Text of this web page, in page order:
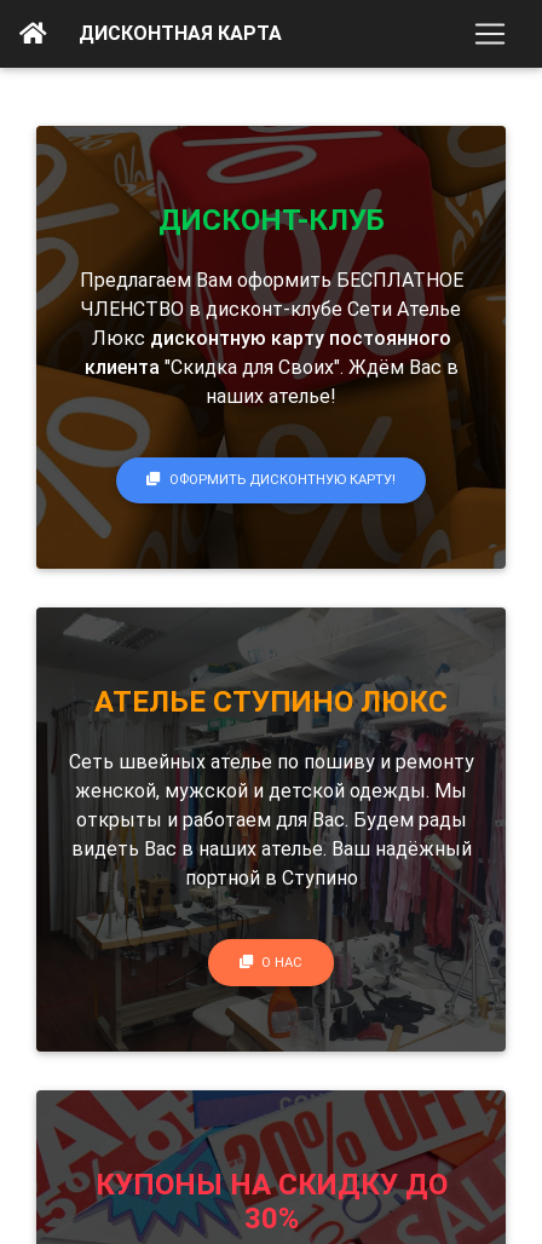
ДИСКОНТНАЯ КАРТА
ДИСКОНТ-КЛУБ
Предлагаем Вам оформить БЕСПЛАТНОЕ
ЧЛЕНСТВО в дисконт-клубе Сети Ателье
Люкс дисконтную карту постоянного
клиента "Скидка для Своих". Ждём Вас в
наших ателье!
ОФОРМИТЬ ДИСКОНТНУЮ КАРТУ!
АТЕЛЬЕ СТУПИНО ЛЮКС
Сеть швейных ателье по пошиву и ремонту
женской, мужской и детской одежды. Мы
открыты и работаем для Вас. Будем рады
видеть Вас в наших ателье. Ваш надёжный
портной в Ступино
О НАС
КУПОНЫ НА СКИДКУ ДО
30%